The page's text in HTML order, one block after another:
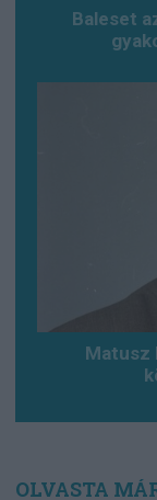
Baleset
Matusz
OLVASTA